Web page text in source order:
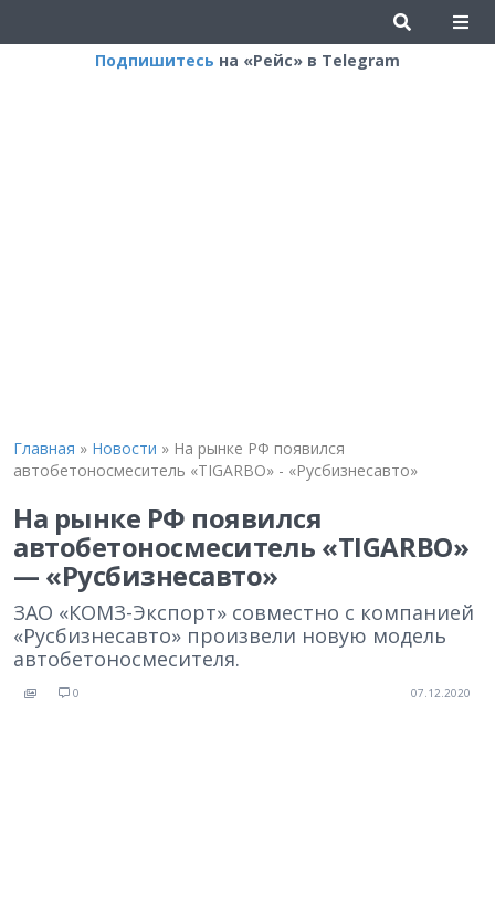
Подпишитесь на «Рейс» в Telegram
Главная » Новости » На рынке РФ появился
автобетоносмеситель «TIGARBO» - «Русбизнесавто»
На рынке РФ появился
автобетоносмеситель «TIGARBO»
— «Русбизнесавто»
ЗАО «КОМЗ-Экспорт» совместно с компанией
«Русбизнесавто» произвели новую модель
автобетоносмесителя.
0 07.12.2020